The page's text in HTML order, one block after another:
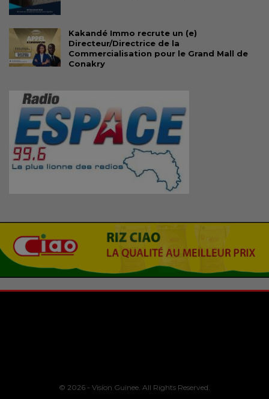
Kakandé Immo recrute un (e)
Directeur/Directrice de la
Commercialisation pour le Grand Mall de
Conakry
© 2026 - Vision Guinee. All Rights Reserved.